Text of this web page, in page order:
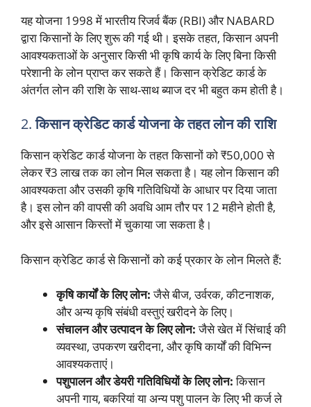
यह योजना 1998 में भारतीय रिजर्व बैंक (RBI) और NABARD
द्वारा किसानों के लिए शुरू की गई थी। इसके तहत, किसान अपनी
आवश्यकताओं के अनुसार किसी भी कृषि कार्य के लिए बिना किसी
परेशानी के लोन प्राप्त कर सकते हैं। किसान क्रेडिट कार्ड के
अंतर्गत लोन की राशि के साथ-साथ ब्याज दर भी बहुत कम होती है।
2.किसान क्रेडिट कार्ड योजना के तहत लोन की राशि
किसान क्रेडिट कार्ड योजना के तहत किसानों को ₹50,000 से
लेकर ₹3 लाख तक का लोन मिल सकता है। यह लोन किसान की
आवश्यकता और उसकी कृषि गतिविधियों के आधार पर दिया जाता
है। इस लोन की वापसी की अवधि आम तौर पर 12 महीने होती है,
और इसे आसान किस्तों में चुकाया जा सकता है।
किसान क्रेडिट कार्ड से किसानों को कई प्रकार के लोन मिलते हैं:
कृषि कार्यों के लिए लोन:जैसे बीज, उर्वरक, कीटनाशक,
और अन्य कृषि संबंधी वस्तुएं खरीदने के लिए।
संचालन और उत्पादन के लिए लोन:जैसे खेत में सिंचाई की
व्यवस्था, उपकरण खरीदना, और कृषि कार्यों की विभिन्न
आवश्यकताएं।
पशुपालन और डेयरी गतिविधियों के लिए लोन:किसान
अपनी गाय, बकरियां या अन्य पशु पालन के लिए भी कर्ज ले